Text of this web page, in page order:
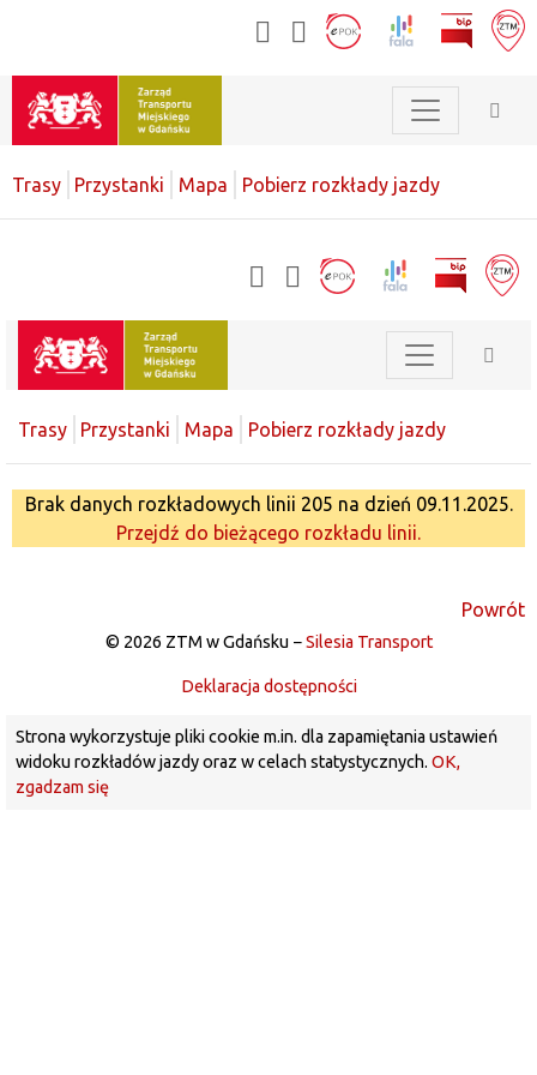
Trasy Przystanki Mapa Pobierz rozkłady jazdy
Trasy Przystanki Mapa Pobierz rozkłady jazdy
Brak danych rozkładowych linii 205 na dzień 09.11.2025.
Przejdź do bieżącego rozkładu linii.
Powrót
© 2026 ZTM w Gdańsku −Silesia Transport
Deklaracja dostępności
Strona wykorzystuje pliki cookie m.in. dla zapamiętania ustawień
widoku rozkładów jazdy oraz w celach statystycznych. OK,
zgadzam się